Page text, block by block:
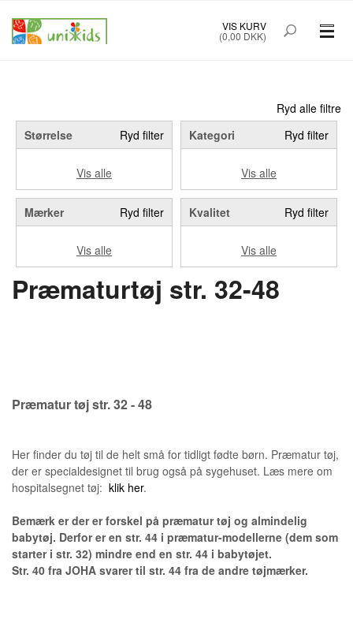
VIS KURV
(0,00 DKK)
BABYUDSTYR
MÆRKER
FORSIDE OM UNIK KIDS
Ryd alle filtre
Størrelse
Ryd filter
Vis alle
Kategori Ryd filter
Vis alle
Mærker Ryd filter
Vis alle
Kvalitet Ryd filter
Vis alle
Præmaturtøj str. 32-48
Præmatur tøj str. 32 - 48
Her finder du tøj til de helt små for tidligt fødte børn. Præmatur tøj,
der er specialdesignet til brug også på sygehuset. Læs mere om
hospitalsegnet tøj: klik her.
Bemærk er der er forskel på præmatur tøj og almindelig
babytøj. Derfor er en str. 44 i præmatur-modellerne (dem som
starter i str. 32) mindre end en str. 44 i babytøjet.
Str. 40 fra JOHA svarer til str. 44 fra de andre tøjmærker.